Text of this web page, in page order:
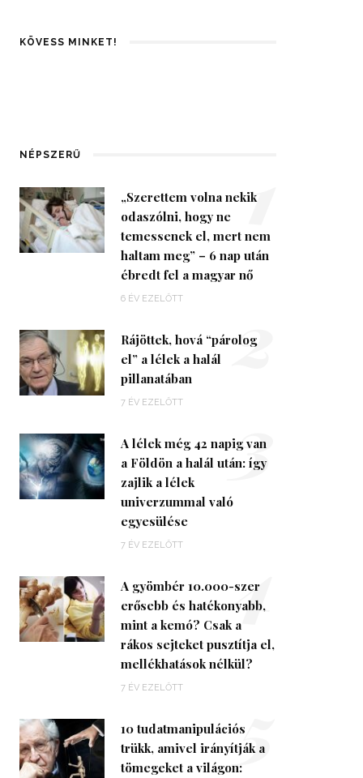
KÖVESS MINKET!
NÉPSZERŰ
„Szerettem volna nekik
odaszólni, hogy ne
temessenek el, mert nem
haltam meg” – 6 nap után
ébredt fel a magyar nő
6 ÉV EZELŐTT
1
Rájöttek, hová “párolog
el” a lélek a halál
pillanatában
7 ÉV EZELŐTT
2
A lélek még 42 napig van
a Földön a halál után: így
zajlik a lélek
univerzummal való
egyesülése
7 ÉV EZELŐTT
3
A gyömbér 10.000-szer
erősebb és hatékonyabb,
mint a kemó? Csak a
rákos sejteket pusztítja el,
mellékhatások nélkül?
7 ÉV EZELŐTT
4
10 tudatmanipulációs
trükk, amivel irányítják a
tömegeket a világon:5